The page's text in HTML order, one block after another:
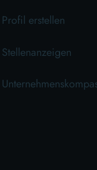
Profil erstellen
Stellenanzeigen